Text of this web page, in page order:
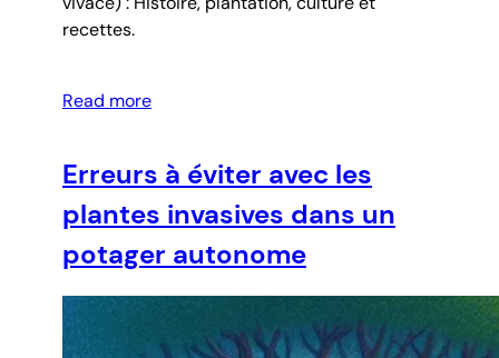
recettes.
Read more
Erreurs à éviter avec les
plantes invasives dans un
potager autonome